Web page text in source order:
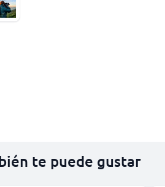
te puede gustar